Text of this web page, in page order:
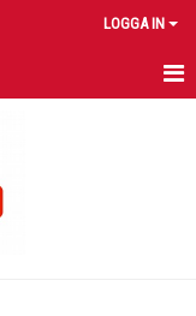
LOGGA IN